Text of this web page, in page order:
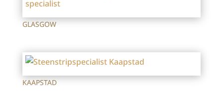
GLASGOW
KAAPSTAD